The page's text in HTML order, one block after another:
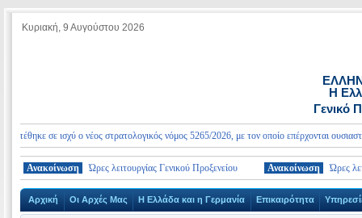
Κυριακή, 9 Αυγούστου 2026
Η
Γενικό
σε ισχύ ο νέος στρατολογικός νόμος 5265/2026, με τον οποίο επέρχονται ουσιαστικές
Ανακοίνωση Ώρες λειτουργίας Γενικού Προξενείου Ανακοίνωση Ώρες
Αρχική Οι Αρχές Μας Η Ελλάδα και η Γερμανία Επικαιρότητα